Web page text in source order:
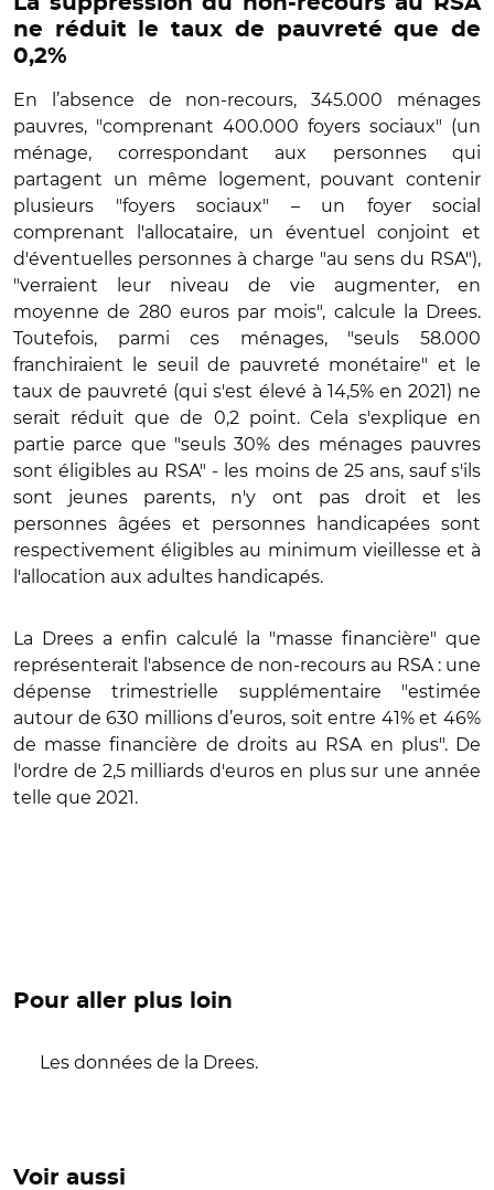
ne réduit le taux de pauvreté que de
0,2%
En l’absence de non-recours, 345.000 ménages
pauvres, "comprenant 400.000 foyers sociaux" (un
ménage, correspondant aux personnes qui
partagent un même logement, pouvant contenir
plusieurs "foyers sociaux" – un foyer social
comprenant l'allocataire, un éventuel conjoint et
d'éventuelles personnes à charge "au sens du RSA"),
"verraient leur niveau de vie augmenter, en
moyenne de 280 euros par mois", calcule la Drees.
Toutefois, parmi ces ménages, "seuls 58.000
franchiraient le seuil de pauvreté monétaire" et le
taux de pauvreté (qui s'est élevé à 14,5% en 2021) ne
serait réduit que de 0,2 point. Cela s'explique en
partie parce que "seuls 30% des ménages pauvres
sont éligibles au RSA" - les moins de 25 ans, sauf s'ils
sont jeunes parents, n'y ont pas droit et les
personnes âgées et personnes handicapées sont
respectivement éligibles au minimum vieillesse et à
l'allocation aux adultes handicapés.
La Drees a enfin calculé la "masse financière" que
représenterait l'absence de non-recours au RSA : une
dépense trimestrielle supplémentaire "estimée
autour de 630 millions d’euros, soit entre 41% et 46%
de masse financière de droits au RSA en plus". De
l'ordre de 2,5 milliards d'euros en plus sur une année
telle que 2021.
Pour aller plus loin
Les données de la Drees.
Voir aussi